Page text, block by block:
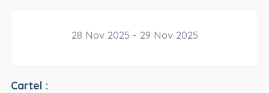
28 Nov 2025 - 29 Nov 2025
Cartel :